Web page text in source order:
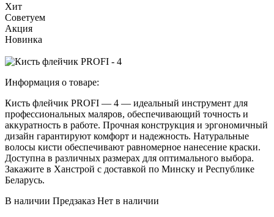
Хит
Советуем
Акция
Новинка
Информация о товаре:
Кисть флейчик PROFI — 4 — идеальный инструмент для
профессиональных маляров, обеспечивающий точность и
аккуратность в работе. Прочная конструкция и эргономичный
дизайн гарантируют комфорт и надежность. Натуральные
волосы кисти обеспечивают равномерное нанесение краски.
Доступна в различных размерах для оптимального выбора.
Закажите в Ханстрой с доставкой по Минску и Республике
Беларусь.
В наличии Предзаказ Нет в наличии